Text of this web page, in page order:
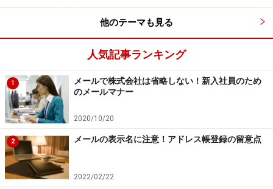
他のテーマも見る
人気記事ランキング
1
メールで株式会社は省略しない！新入社員のため
のメールマナー
2020/10/20
2 メールの表示名に注意！アドレス帳登録の留意点
2022/02/22